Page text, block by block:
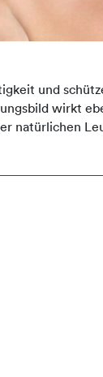
und
wirkt
natürlichen